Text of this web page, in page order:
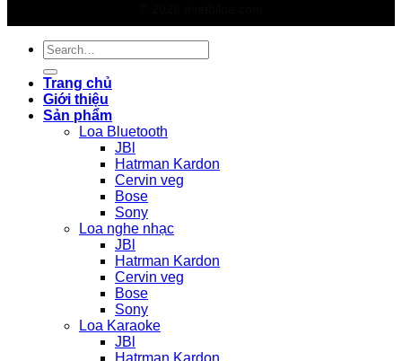
Search
for:
Trang chủ
Giới thiệu
Sản phẩm
Loa Bluetooth
JBl
Hatrman Kardon
Cervin veg
Bose
Sony
Loa nghe nhạc
JBl
Hatrman Kardon
Cervin veg
Bose
Sony
Loa Karaoke
JBl
Hatrman Kardon